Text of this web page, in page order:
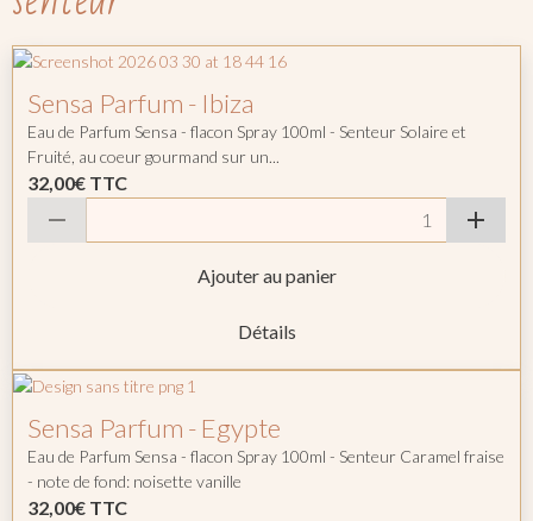
Sensa Parfum - Ibiza
Eau de Parfum Sensa - flacon Spray 100ml - Senteur Solaire et
Fruité, au coeur gourmand sur un...
32,00€ TTC
Ajouter au panier
Détails
Sensa Parfum - Egypte
Eau de Parfum Sensa - flacon Spray 100ml - Senteur Caramel fraise
- note de fond: noisette vanille
32,00€ TTC